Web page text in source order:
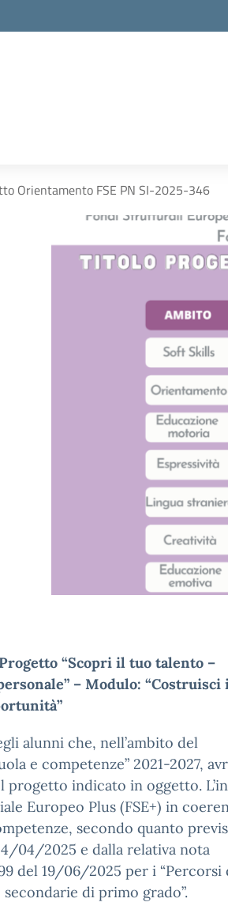
Orientamento FSE PN SI-2025-346
“Scopri il tuo talento –
– Modulo: “Costruisci
alunni che, nell’ambito del
e competenze” 2021-2027,
progetto indicato in oggetto.
Europeo Plus (FSE+) in
secondo quanto
04/2025 e dalla relativa nota
del 19/06/2025 per i “Percorsi
di primo grado”.